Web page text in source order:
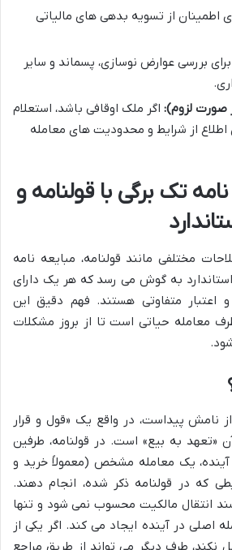
اطمینان از تسویه بدهی های مالیاتی
برای بررسی عوارض نوسازی، پسماند و سایر
صورت لزوم): اگر ملک اوقافی باشد، استعلام
اطلاع از شرایط و محدودیت های معامله
تک برگی با قولنامه و
مختلفی مانند قولنامه، مبایعه نامه
به گوش می رسد که هر یک دارای
اعتبار متفاوتی هستند. فهم دقیق این
معامله حیاتی است تا از بروز مشکلات
نامش پیداست، در واقع یک «قول و قرار
به بیع» است. در قولنامه، طرفین
یک معامله مشخص (معمولاً خرید و
که در قولنامه ذکر شده، انجام دهند.
انتقال مالکیت محسوب نمی شود و تنها
اصلی در آینده ایجاد می کند. اگر یکی از
نکند، طرف دیگر می تواند از طریق مراجع